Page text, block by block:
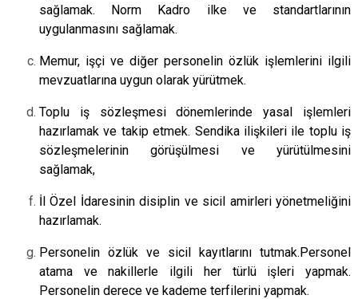
sağlamak. Norm Kadro ilke ve standartlarının
uygulanmasını sağlamak.
Memur, işçi ve diğer personelin özlük işlemlerini ilgili
mevzuatlarına uygun olarak yürütmek.
Toplu iş sözleşmesi dönemlerinde yasal işlemleri
hazırlamak ve takip etmek. Sendika ilişkileri ile toplu iş
sözleşmelerinin görüşülmesi ve yürütülmesini
sağlamak,
İl Özel İdaresinin disiplin ve sicil amirleri yönetmeliğini
hazırlamak.
Personelin özlük ve sicil kayıtlarını tutmak.Personel
atama ve nakillerle ilgili her türlü işleri yapmak.
Personelin derece ve kademe terfilerini yapmak.